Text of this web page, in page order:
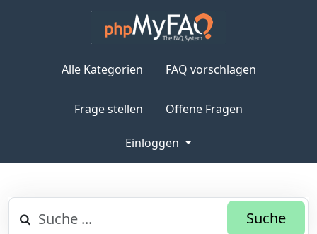
Alle Kategorien FAQ vorschlagen
Frage stellen Offene Fragen
Einloggen
Suche